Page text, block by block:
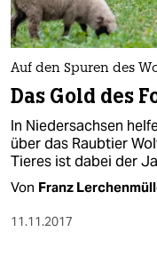
Auf den Spuren des
Das Gold des
In Niedersachsen
über das Raubtier
Tieres ist dabei der
Von Franz
11.11.2017